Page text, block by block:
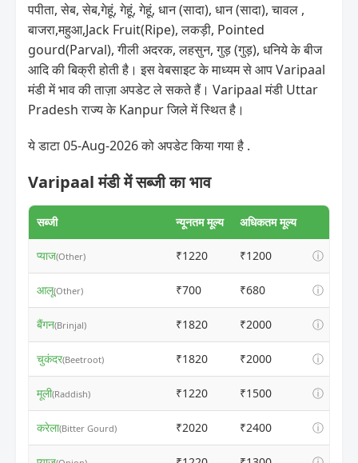
पपीता, सेब, सेब,गेहूं, गेहूं, गेहूं, धान (सादा), धान (सादा), चावल ,
बाजरा,महुआ,Jack Fruit(Ripe), लकड़ी, Pointed
gourd(Parval), गीली अदरक, लहसुन, गुड़ (गुड़), धनिये के बीज
आदि की बिक्री होती है। इस वेबसाइट के माध्यम से आप Varipaal
मंडी में भाव की ताज़ा अपडेट ले सकते हैं। Varipaal मंडी Uttar
Pradesh राज्य के Kanpur जिले में स्थित है।
ये डाटा 05-Aug-2026 को अपडेट किया गया है .
Varipaal मंडी में सब्जी का भाव
सब्जी न्यूनतम मूल्य अधिकतम मूल्य
प्याज(Other) ₹1220 ₹1200 ⓘ
आलू(Other) ₹700 ₹680 ⓘ
बैंगन(Brinjal) ₹1820 ₹2000 ⓘ
चुकंदर(Beetroot) ₹1820 ₹2000 ⓘ
मूली(Raddish) ₹1220 ₹1500 ⓘ
करेला(Bitter Gourd) ₹2020 ₹2400 ⓘ